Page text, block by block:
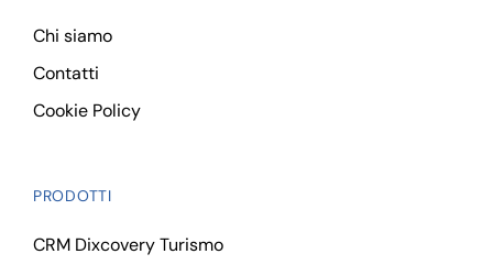
Chi siamo
Contatti
Cookie Policy
PRODOTTI
CRM Dixcovery Turismo